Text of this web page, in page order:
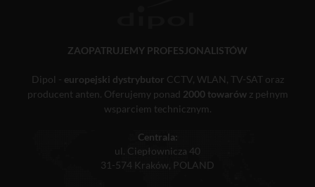
ZAOPATRUJEMY PROFESJONALISTÓW
Dipol - europejski dystrybutor CCTV, WLAN, TV-SAT oraz
producent anten. Oferujemy ponad 2000 towarówz pełnym
wsparciem technicznym.
Centrala:
ul. Ciepłownicza 40
31-574 Kraków, POLAND